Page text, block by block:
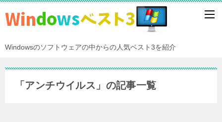
Windowsのソフトウェアの中からの人気ベスト3を紹介
「アンチウイルス」の記事一覧